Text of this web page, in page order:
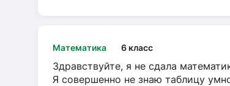
Математика 6 класс
Здравствуйте, я не сдала
Я совершенно не знаю таблицу